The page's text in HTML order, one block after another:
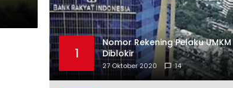
1
Nomor Rekening Pelaku UMKM
Diblokir
27 Oktober 2020 14